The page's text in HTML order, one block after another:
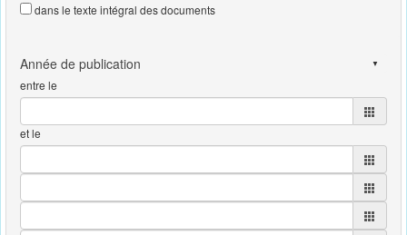
dans le texte intégral des documents
entre le
et le